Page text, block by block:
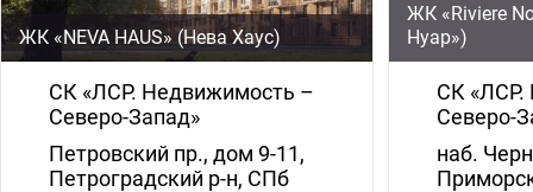
ЖК «NEVA HAUS» (Нева Хаус)
СК «ЛСР. Недвижимость –
Северо-Запад»
Петровский пр., дом 9-11,
Петроградский р-н, СПб
ЖК «Riviere
Нуар»)
СК «ЛСР.
Северо-
наб.